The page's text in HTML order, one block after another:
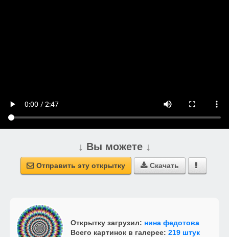
↓ Вы можете ↓
 Отправить эту открытку  Скачать 
Открытку загрузил: нина федотова
Всего картинок в галерее: 219 штук